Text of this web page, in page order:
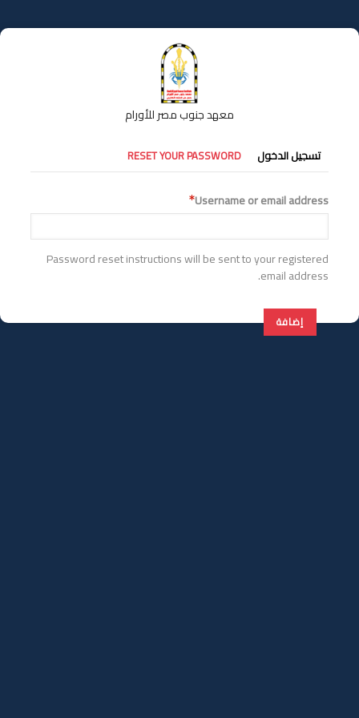
إلى
المحتوى
معهد جنوب مصر للأورام
التبويبات
الأساسية
تسجيل الدخول RESET YOUR PASSWORD
Username or email address
Password reset instructions will be sent to your registered
email address.